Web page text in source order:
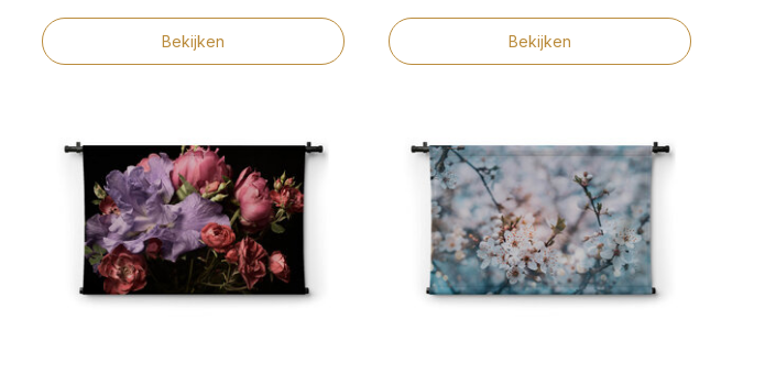
Bekijken Bekijken